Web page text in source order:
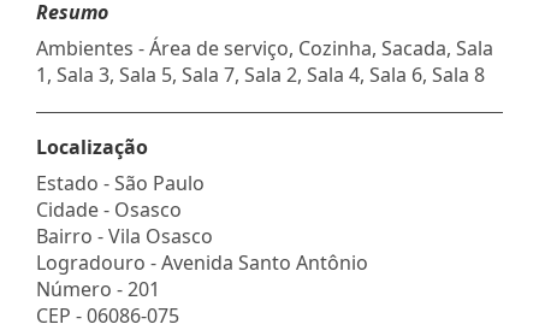
Resumo
Ambientes - Área de serviço, Cozinha, Sacada, Sala
1, Sala 3, Sala 5, Sala 7, Sala 2, Sala 4, Sala 6, Sala 8
Localização
Estado -São Paulo
Cidade - Osasco
Bairro -Vila Osasco
Logradouro -Avenida Santo Antônio
Número -201
CEP -06086-075